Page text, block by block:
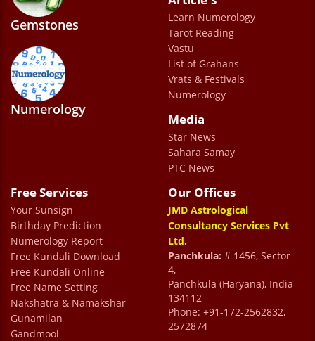
Jatin Sahni
Gemstones
Numerology
Learn Numerology
Tarot Reading
Vastu
List of Grahans
Vrats & Festivals
Numerology
Media
Star News
Sahara Samay
PTC News
Free Services
Your Sunsign
Birthday Prediction
Numerology Report
Free Kundali Download
Free Kundali Online
Free Name Setting
Nakshatra & Namakshar
Gunamilan
Gandmool
Our Offices
JMD Astrological
Consultancy Services Pvt
Ltd.
Panchkula: # 1456, Sector -
4,
Panchkula (Haryana), India
134112
Phone: +91-172-2562832,
2572874